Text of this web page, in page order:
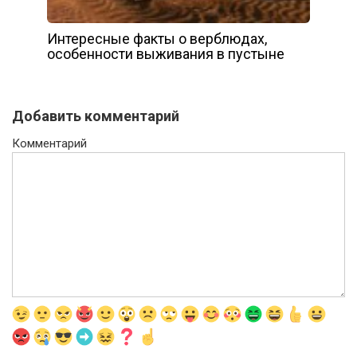
Интересные факты о верблюдах,
особенности выживания в пустыне
Добавить комментарий
Комментарий